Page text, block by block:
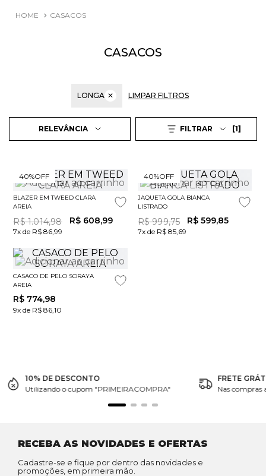
CASACOS
CASACOS
LONGA ✕ LIMPAR FILTROS
RELEVÂNCIA FILTRAR 1
40%OFF
BLAZER EM TWEED CLARA
AREIA
R$ 1.014,98 R$ 608,99
7x de R$ 86,99
40%OFF
JAQUETA GOLA BIANCA
LISTRADO
R$ 999,75 R$ 599,85
7x de R$ 85,69
CASACO DE PELO SORAYA
AREIA
R$ 774,98
9x de R$ 86,10
10% DE DESCONTO
Utilizando o cupom "PRIMEIRACOMPRA"
FRETE
Nas compras
RECEBA AS NOVIDADES E OFERTAS
Cadastre-se e fique por dentro das novidades e
promoções, em primeira mão.